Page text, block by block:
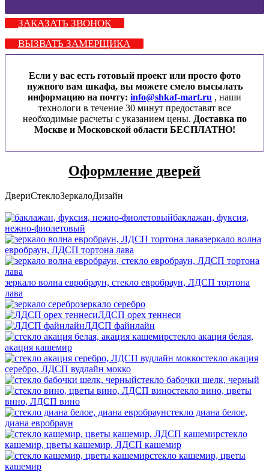
ЗАКАЗАТЬ ЗВОНОК
ВЫЗВАТЬ ЗАМЕРЩИКА
Если у вас есть готовый проект или просто фото
нужного вам шкафа, вы можете смело высылать
информацию на почту: info@shkaf-mart.ru , наши
технологи в течение 30 минут предоставят все
необходимые расчеты с указанием цены. Доставка по
Москве и Московской области БЕСПЛАТНО!
Оформление дверей
ДвериСтеклоЗеркалоДизайн
баклажан, фуксия,
нежно-фиолетовый
зеркало волна
евробраун, ЛДСП тортона лава
зеркало волна евробраун, стекло евробраун, ЛДСП тортона
лава
зеркало серебро
ЛДСП орех теннеси
ЛДСП файнлайн
стекло акация белая,
акация кашемир
стекло акация
серебро, ЛДСП вудлайн мокко
стекло бабочки шелк, черный
стекло вино, цветы
вино, ЛДСП вино
стекло диана белое,
диана евробраун
стекло
кашемир, цветы кашемир, ЛДСП кашемир
стекло кашемир, цветы
кашемир